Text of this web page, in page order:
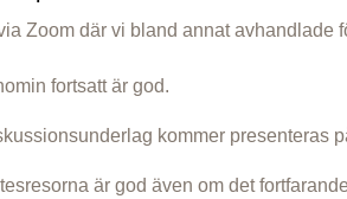
Zoom där vi bland annat avhandlade
fortsatt är god.
kommer presenteras
är god även om det